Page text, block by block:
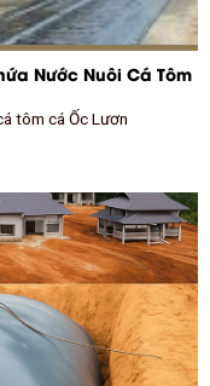
Nước Nuôi Cá Tôm
tôm cá Ốc Lươn